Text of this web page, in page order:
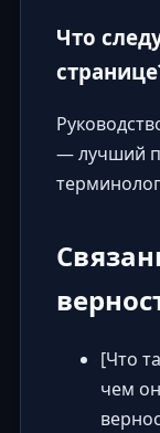
Что
— лучший
[Что
чем